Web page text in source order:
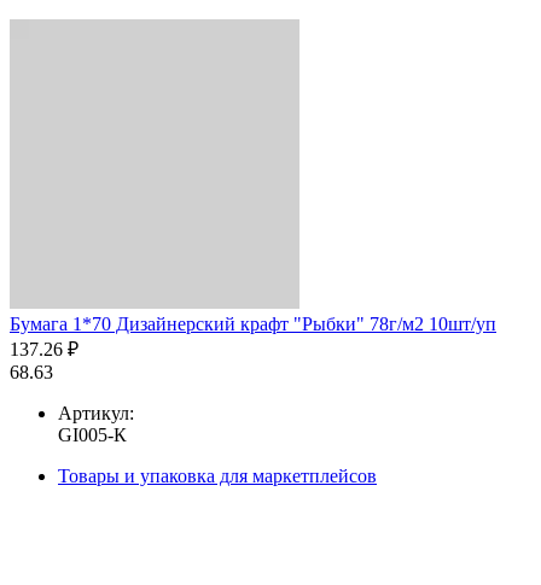
Бумага 1*70 Дизайнерский крафт "Рыбки" 78г/м2 10шт/уп
137.26 ₽
68.63
Артикул:
GI005-К
Товары и упаковка для маркетплейсов